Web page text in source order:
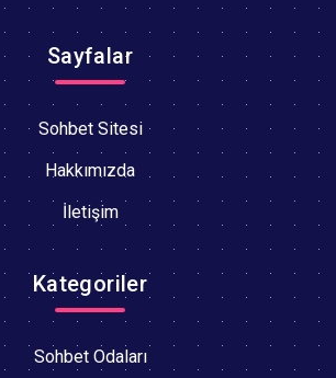
Sayfalar
Sohbet Sitesi
Hakkımızda
İletişim
Kategoriler
Sohbet Odaları